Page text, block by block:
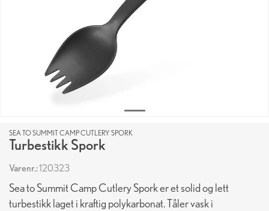
SEA TO SUMMIT CAMP CUTLERY SPORK
Turbestikk Spork
Varenr.:120323
Sea to Summit Camp Cutlery Spork er et solid og lett
turbestikk laget i kraftig polykarbonat. Tåler vask i